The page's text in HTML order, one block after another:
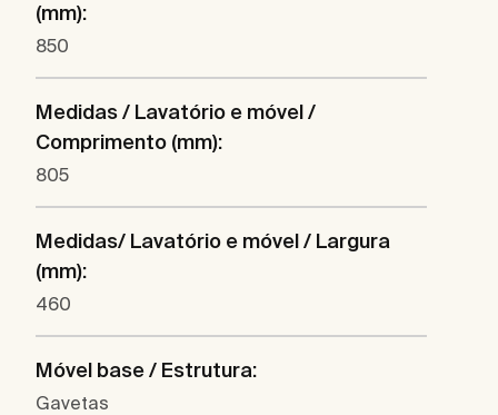
(mm):
850
Medidas / Lavatório e móvel /
Comprimento (mm):
805
Medidas/ Lavatório e móvel / Largura
(mm):
460
Móvel base / Estrutura:
Gavetas